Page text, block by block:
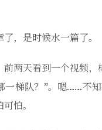
，是时候水一篇了。
前两天看到一个视频，
一梯队？”。嗯……不
怕。